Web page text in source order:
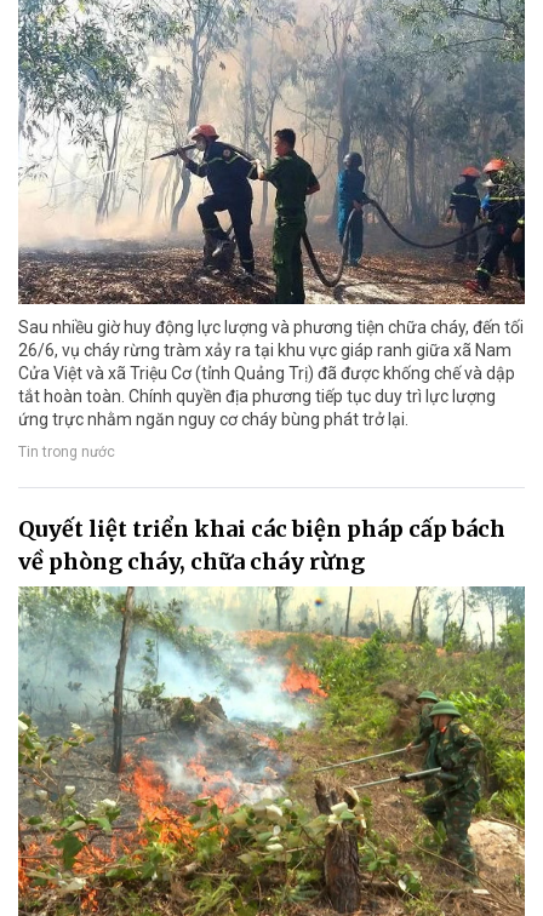
Sau nhiều giờ huy động lực lượng và phương tiện chữa cháy, đến tối
26/6, vụ cháy rừng tràm xảy ra tại khu vực giáp ranh giữa xã Nam
Cửa Việt và xã Triệu Cơ (tỉnh Quảng Trị) đã được khống chế và dập
tắt hoàn toàn. Chính quyền địa phương tiếp tục duy trì lực lượng
ứng trực nhằm ngăn nguy cơ cháy bùng phát trở lại.
Tin trong nước
Quyết liệt triển khai các biện pháp cấp bách
về phòng cháy, chữa cháy rừng